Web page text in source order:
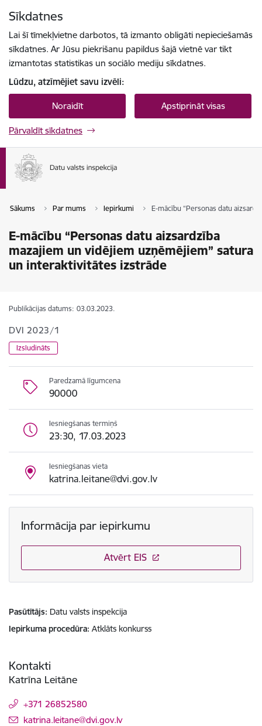
Sīkdatnes
Lai šī tīmekļvietne darbotos, tā izmanto obligāti nepieciešamās
sīkdatnes. Ar Jūsu piekrišanu papildus šajā vietnē var tikt
izmantotas statistikas un sociālo mediju sīkdatnes.
Lūdzu, atzīmējiet savu izvēli:
Noraidīt Apstiprināt visas
Pārvaldīt sīkdatnes
Sākums Par mums Iepirkumi E-mācību “Personas datu
E-mācību “Personas datu aizsardzība
mazajiem un vidējiem uzņēmējiem” satura
un interaktivitātes izstrāde
Publikācijas datums: 03.03.2023.
DVI 2023/1
Izsludināts
Paredzamā līgumcena
90000
Iesniegšanas termiņš
23:30, 17.03.2023
Iesniegšanas vieta
katrina.leitane@dvi.gov.lv
Informācija par iepirkumu
Atvērt EIS
Pasūtītājs Datu valsts inspekcija
Iepirkuma procedūra Atklāts konkurss
Kontakti
Katrīna Leitāne
+371 26852580
E-pasts:
katrina.leitane@dvi.gov.lv